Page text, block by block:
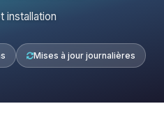
installation
Mises à jour journalières